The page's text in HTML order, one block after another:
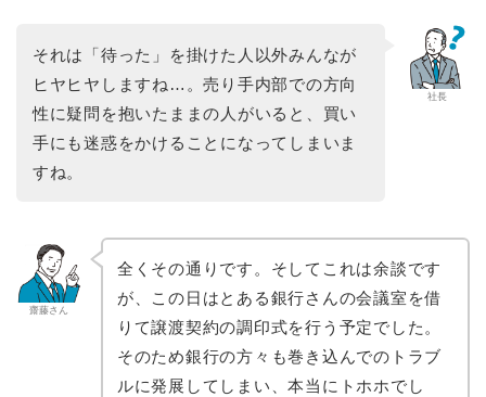
社長
それは「待った」を掛けた人以外みんなが
ヒヤヒヤしますね…。売り手内部での方向
性に疑問を抱いたままの人がいると、買い
手にも迷惑をかけることになってしまいま
すね。
齋藤さん
全くその通りです。そしてこれは余談です
が、この日はとある銀行さんの会議室を借
りて譲渡契約の調印式を行う予定でした。
そのため銀行の方々も巻き込んでのトラブ
ルに発展してしまい、本当にトホホでし